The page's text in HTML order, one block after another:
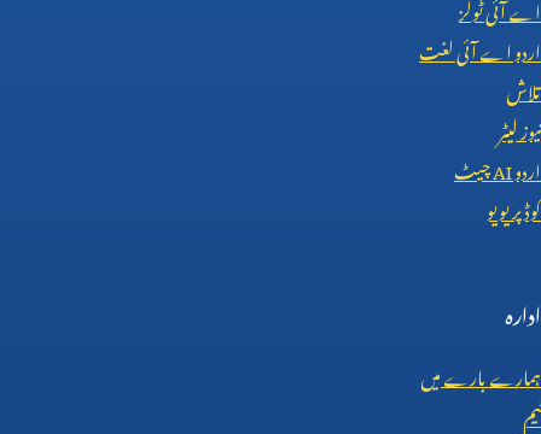
اردو اے آئی لغت
تلاش
نیوز لیٹر
اردوAIچیٹ
کوڈ پریویو
ادارہ
ہمارے بارے میں
ٹیم